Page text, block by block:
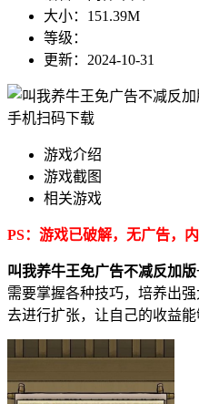
大小： 151.39M
等级：
更新： 2024-10-31
手机扫码下载
游戏介绍
游戏截图
相关游戏
PS：游戏已破解，无广告，
叫我养牛王免广告不减反加版
需要掌握各种技巧，培养出
去进行扩张，让自己的收益能